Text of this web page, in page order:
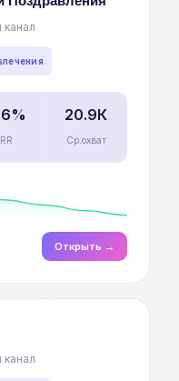
канал
20.9К
Ср.охват
Открыть →
канал